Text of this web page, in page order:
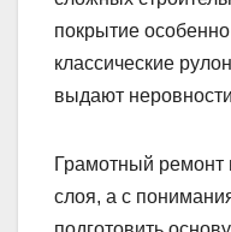
покрытие
классические
выдают
Грамотный ремонт
слоя, а с